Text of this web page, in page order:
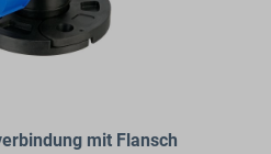
mit Flansch